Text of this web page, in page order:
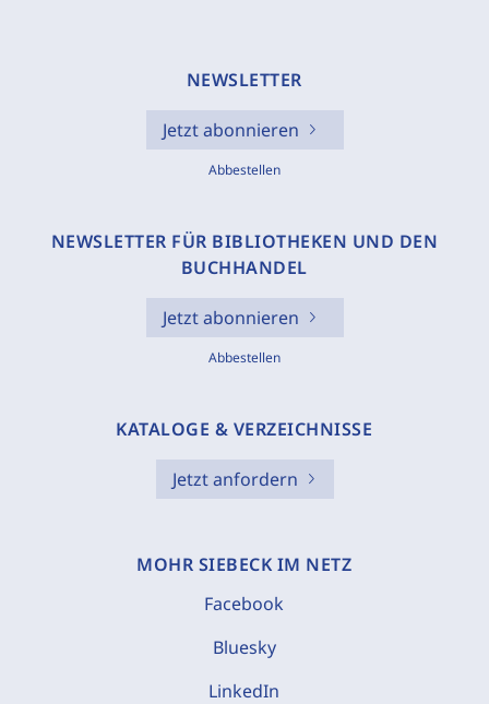
NEWSLETTER
Jetzt abonnieren
Abbestellen
NEWSLETTER FÜR BIBLIOTHEKEN UND DEN
BUCHHANDEL
Jetzt abonnieren
Abbestellen
KATALOGE & VERZEICHNISSE
Jetzt anfordern
MOHR SIEBECK IM NETZ
Facebook
Bluesky
LinkedIn